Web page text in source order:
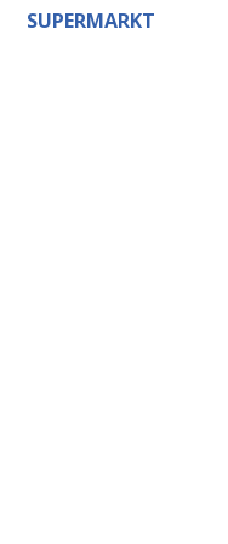
SUPERMARKT